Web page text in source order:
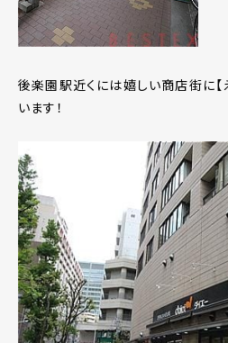
後楽園駅近くには嬉しい商店街に【
います！